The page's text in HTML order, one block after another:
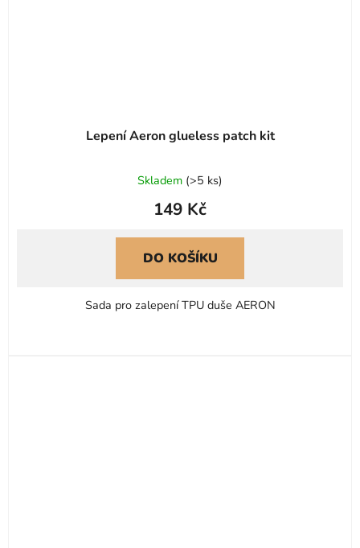
Lepení Aeron glueless patch kit
Skladem (>5 ks)
149 Kč
DO KOŠÍKU
Sada pro zalepení TPU duše AERON